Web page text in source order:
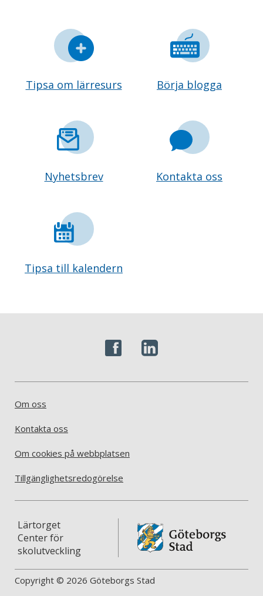
Tipsa om lärresurs Börja blogga
Nyhetsbrev Kontakta oss
Tipsa till kalendern
Om oss
Kontakta oss
Om cookies på webbplatsen
Tillgänglighetsredogörelse
Lärtorget
Center för
skolutveckling
Copyright © 2026 Göteborgs Stad